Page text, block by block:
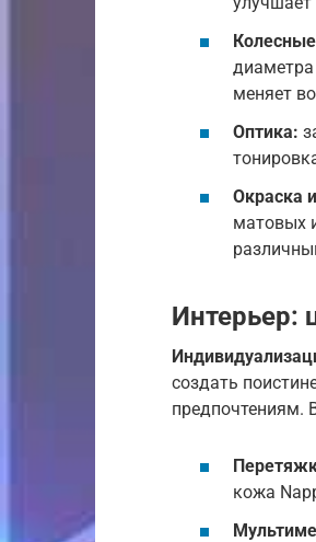
меняет
Оптика:
Окраска
матовых
Интерьер:
создать
предпочтениям.
кожа